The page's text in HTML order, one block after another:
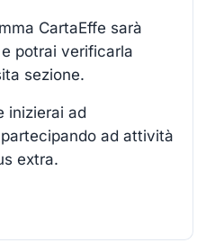
CartaEffe sarà
potrai verificarla
sezione.
inizierai ad
ad attività
extra.